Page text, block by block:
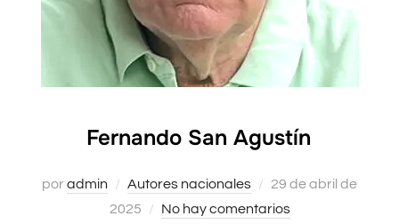
Fernando San Agustín
poradmin Autores nacionales
Publicado
el
29 de abril de
2025
No hay comentarios